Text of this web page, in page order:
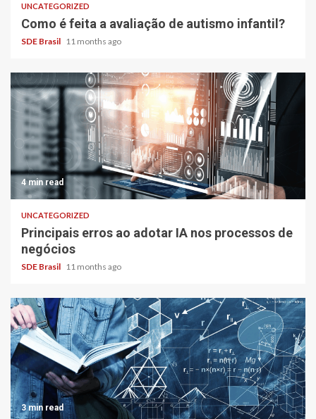
UNCATEGORIZED
Como é feita a avaliação de autismo infantil?
SDE Brasil 11 months ago
4 min read
UNCATEGORIZED
Principais erros ao adotar IA nos processos de
negócios
SDE Brasil 11 months ago
3 min read